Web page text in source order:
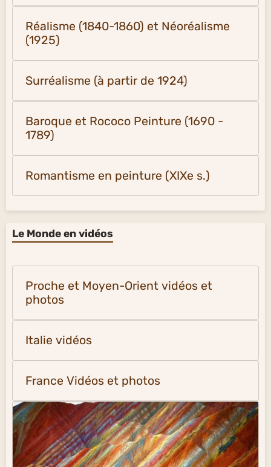
Réalisme (1840-1860) et Néoréalisme
(1925)
Surréalisme (à partir de 1924)
Baroque et Rococo Peinture (1690 -
1789)
Romantisme en peinture (XIXe s.)
Le Monde en vidéos
Proche et Moyen-Orient vidéos et
photos
Italie vidéos
France Vidéos et photos